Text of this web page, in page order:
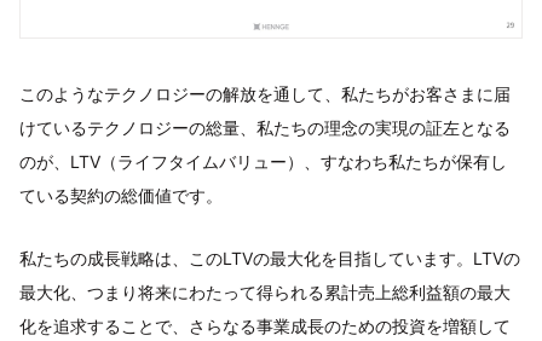
このようなテクノロジーの解放を通して、私たちがお客さまに届
けているテクノロジーの総量、私たちの理念の実現の証左となる
のが、LTV（ライフタイムバリュー）、すなわち私たちが保有し
ている契約の総価値です。
私たちの成長戦略は、このLTVの最大化を目指しています。LTVの
最大化、つまり将来にわたって得られる累計売上総利益額の最大
化を追求することで、さらなる事業成長のための投資を増額して